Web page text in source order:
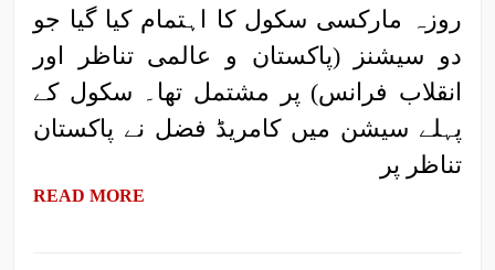
روزہ مارکسی سکول کا اہتمام کیا گیا جو
دو سیشنز (پاکستان و عالمی تناظر اور
انقلاب فرانس) پر مشتمل تھا۔ سکول کے
پہلے سیشن میں کامریڈ فضل نے پاکستان
تناظر پر
READ MORE